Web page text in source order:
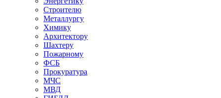
Строителю
Металлургу
Химику
Архитектору
Шахтеру
Пожарному
ФСБ
Прокуратура
МЧС
МВД